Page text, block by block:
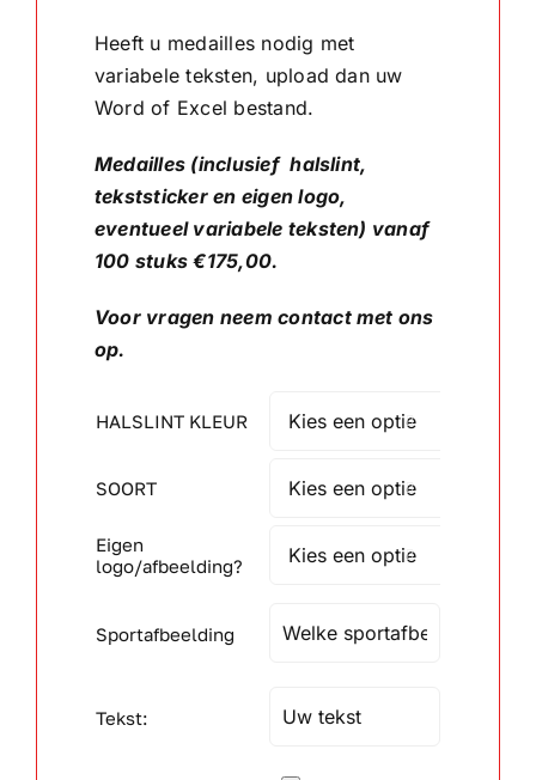
Gepersonaliseerde artikelen
Aanbiedingen
Heeft u medailles nodig met
variabele teksten, upload dan uw
Word of Excel bestand.
Medailles (inclusief halslint,
tekststicker en eigen logo,
eventueel variabele teksten) vanaf
100 stuks €175,00.
Voor vragen neem contact met ons
op.
HALSLINT KLEUR 
SOORT 
Eigen
logo/afbeelding?

Sportafbeelding
Tekst: